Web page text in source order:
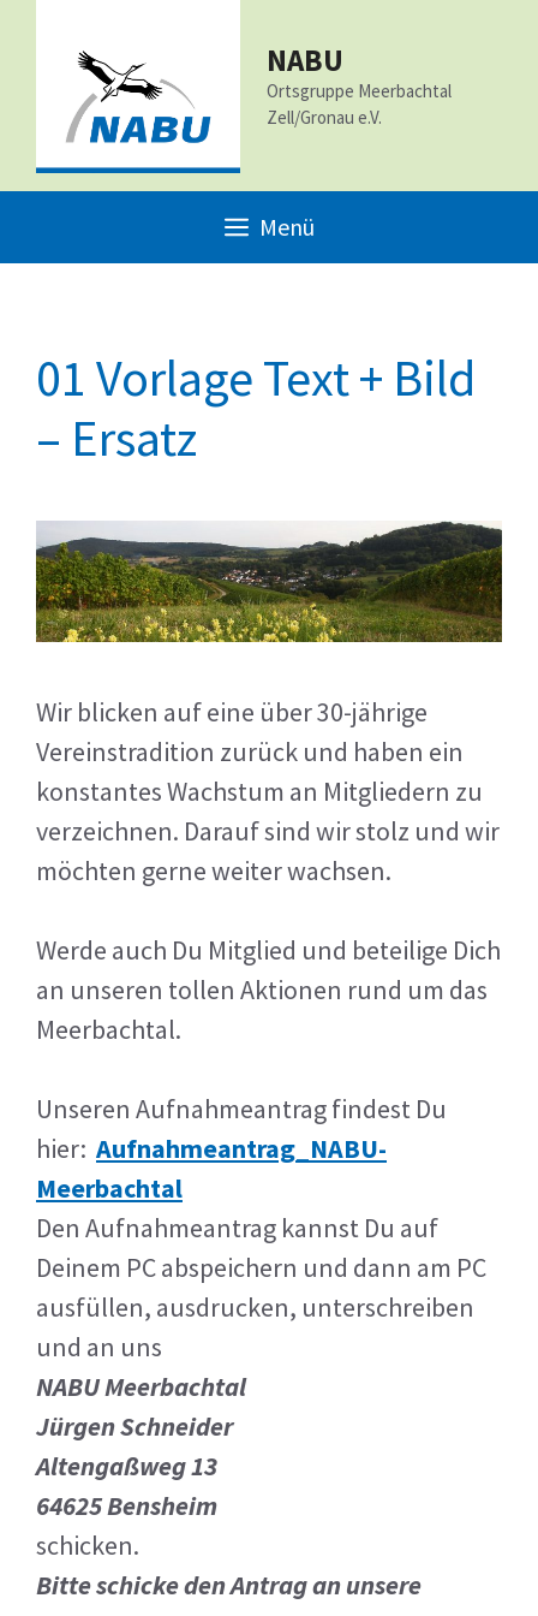
springen
NABU
Ortsgruppe Meerbachtal
Zell/Gronau e.V.
Menü
01 Vorlage Text + Bild
– Ersatz
Wir blicken auf eine über 30-jährige
Vereinstradition zurück und haben ein
konstantes Wachstum an Mitgliedern zu
verzeichnen. Darauf sind wir stolz und wir
möchten gerne weiter wachsen.
Werde auch Du Mitglied und beteilige Dich
an unseren tollen Aktionen rund um das
Meerbachtal.
Unseren Aufnahmeantrag findest Du
hier: Aufnahmeantrag_NABU-
Meerbachtal
Den Aufnahmeantrag kannst Du auf
Deinem PC abspeichern und dann am PC
ausfüllen, ausdrucken, unterschreiben
und an uns
NABU Meerbachtal
Jürgen Schneider
Altengaßweg 13
64625 Bensheim
schicken.
Bitte schicke den Antrag an unsere